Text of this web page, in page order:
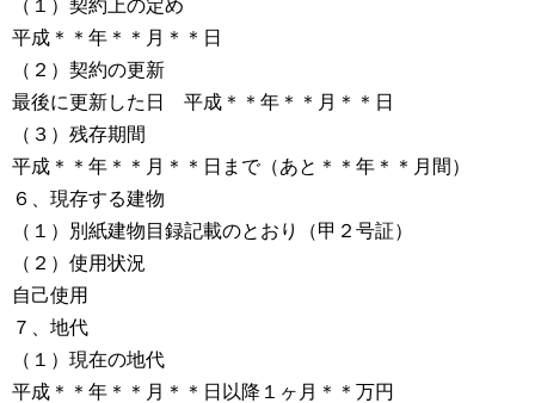
（１）契約上の定め
平成＊＊年＊＊月＊＊日
（２）契約の更新
最後に更新した日 平成＊＊年＊＊月＊＊日
（３）残存期間
平成＊＊年＊＊月＊＊日まで（あと＊＊年＊＊月間）
６、現存する建物
（１）別紙建物目録記載のとおり（甲２号証）
（２）使用状況
自己使用
７、地代
（１）現在の地代
平成＊＊年＊＊月＊＊日以降１ヶ月＊＊万円